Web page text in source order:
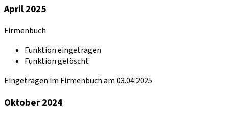
April 2025
Firmenbuch
Funktion eingetragen
Funktion gelöscht
Eingetragen im Firmenbuch am 03.04.2025
Oktober 2024